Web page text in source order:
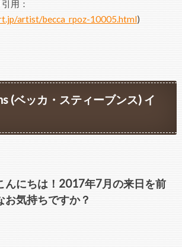
用：
artist/becca_rpoz-10005.html)
(ベッカ・スティーブンス) イ
んにちは！2017年7月の来日を前
お気持ちですか？